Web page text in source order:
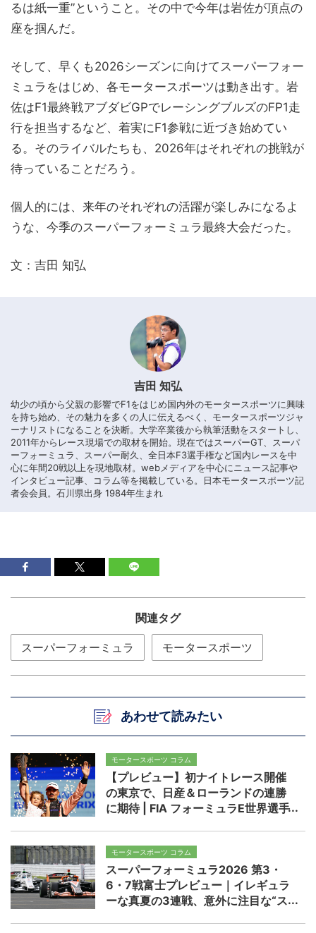
るは紙一重”ということ。その中で今年は岩佐が頂点の
座を掴んだ。
そして、早くも2026シーズンに向けてスーパーフォー
ミュラをはじめ、各モータースポーツは動き出す。岩
佐はF1最終戦アブダビGPでレーシングブルズのFP1走
行を担当するなど、着実にF1参戦に近づき始めてい
る。そのライバルたちも、2026年はそれぞれの挑戦が
待っていることだろう。
個人的には、来年のそれぞれの活躍が楽しみになるよ
うな、今季のスーパーフォーミュラ最終大会だった。
文：吉田 知弘
吉田 知弘
幼少の頃から父親の影響でF1をはじめ国内外のモータースポーツに興味
を持ち始め、その魅力を多くの人に伝えるべく、モータースポーツジャ
ーナリストになることを決断。大学卒業後から執筆活動をスタートし、
2011年からレース現場での取材を開始。現在ではスーパーGT、スーパ
ーフォーミュラ、スーパー耐久、全日本F3選手権など国内レースを中
心に年間20戦以上を現地取材。webメディアを中心にニュース記事や
インタビュー記事、コラム等を掲載している。日本モータースポーツ記
者会会員。石川県出身 1984年生まれ
関連タグ
スーパーフォーミュラ モータースポーツ
あわせて読みたい
モータースポーツ コラム
【プレビュー】初ナイトレース開催
の東京で、日産＆ローランドの連勝
に期待 | FIA フォーミュラE世界選手
モータースポーツ コラム
スーパーフォーミュラ2026 第3・
6・7戦富士プレビュー｜イレギュラ
ーな真夏の3連戦、意外に注目な“ス